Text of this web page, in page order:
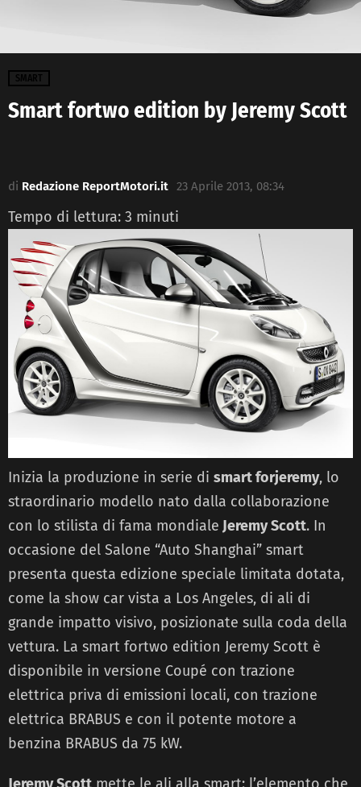
SMART
Smart fortwo edition by Jeremy Scott
di Redazione ReportMotori.it 23 Aprile 2013, 08:34
Tempo di lettura: 3 minuti
Inizia la produzione in serie di smart forjeremy, lo
straordinario modello nato dalla collaborazione
con lo stilista di fama mondiale Jeremy Scott. In
occasione del Salone “Auto Shanghai” smart
presenta questa edizione speciale limitata dotata,
come la show car vista a Los Angeles, di ali di
grande impatto visivo, posizionate sulla coda della
vettura. La smart fortwo edition Jeremy Scott è
disponibile in versione Coupé con trazione
elettrica priva di emissioni locali, con trazione
elettrica BRABUS e con il potente motore a
benzina BRABUS da 75 kW.